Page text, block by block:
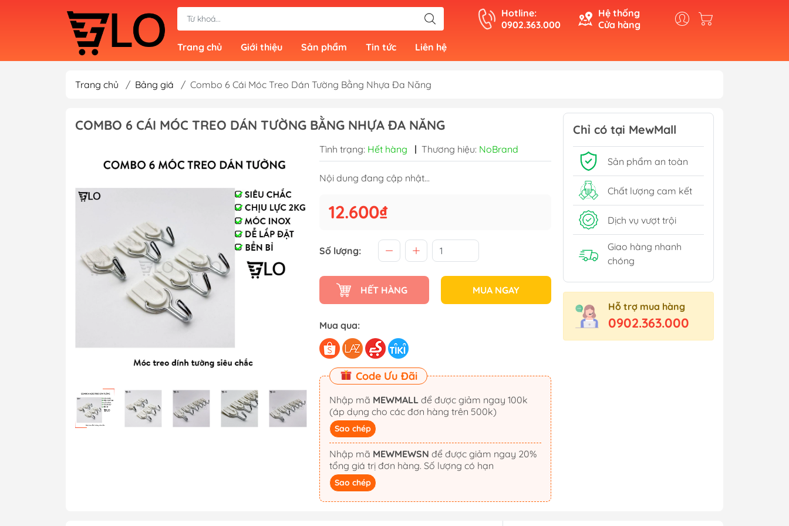
Hotline:
0902.363.000
Hệ thống
Cửa hàng
Trang chủ
Giới thiệu Sản phẩm Tin tức Liên hệ
Trang chủ / Bảng giá / Combo 6 Cái Móc Treo Dán Tường Bằng Nhựa Đa Năng
COMBO 6 CÁI MÓC TREO DÁN TƯỜNG BẰNG NHỰA ĐA NĂNG
Tình trạng: Hết hàng | Thương hiệu: NoBrand
Nội dung đang cập nhật...
12.600₫
Số lượng:
HẾT HÀNG MUA NGAY
Mua qua:
Code Ưu Đãi
Nhập mã MEWMALLđể được giảm ngay 100k
(áp dụng cho các đơn hàng trên 500k)
Sao chép
Nhập mã MEWMEWSN
tổng giá trị đơn hàng. Số lượng có hạn
Sao chép
Chỉ có tại MewMall
Sản phẩm an toàn
Chất lượng cam kết
Dịch vụ vượt trội
Giao hàng nhanh
chóng
Hỗ trợ mua hàng
0902.363.000